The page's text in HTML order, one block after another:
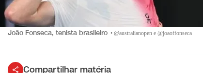
João Fonseca, tenista brasileiro • @australianopen e @joaoffonseca
Compartilhar matéria